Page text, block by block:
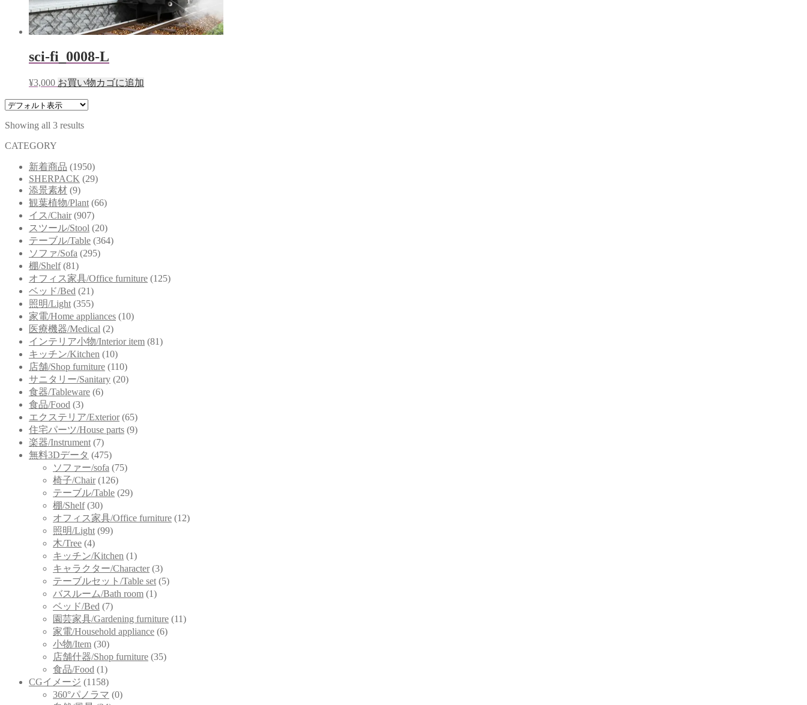
sci-fi_0008-L
¥3,000 お買い物カゴに追加
Showing all 3 results
CATEGORY
新着商品 (1950)
SHERPACK (29)
添景素材 (9)
観葉植物/Plant (66)
イス/Chair (907)
スツール/Stool (20)
テーブル/Table (364)
ソファ/Sofa (295)
棚/Shelf (81)
オフィス家具/Office furniture (125)
ベッド/Bed (21)
照明/Light (355)
家電/Home appliances (10)
医療機器/Medical (2)
インテリア小物/Interior item (81)
キッチン/Kitchen (10)
店舗/Shop furniture (110)
サニタリー/Sanitary (20)
食器/Tableware (6)
食品/Food (3)
エクステリア/Exterior (65)
住宅パーツ/House parts (9)
楽器/Instrument (7)
無料3Dデータ (475)
ソファー/sofa (75)
椅子/Chair (126)
テーブル/Table (29)
棚/Shelf (30)
オフィス家具/Office furniture (12)
照明/Light (99)
木/Tree (4)
キッチン/Kitchen (1)
キャラクター/Character (3)
テーブルセット/Table set (5)
バスルーム/Bath room (1)
ベッド/Bed (7)
園芸家具/Gardening furniture (11)
家電/Household appliance (6)
小物/Item (30)
店舗什器/Shop furniture (35)
食品/Food (1)
CGイメージ (1158)
360°パノラマ (0)